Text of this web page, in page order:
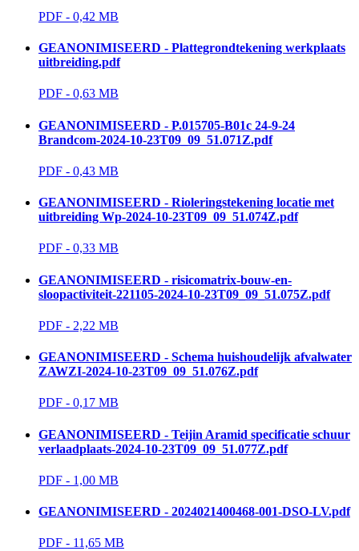
PDF - 0,42 MB
GEANONIMISEERD - Plattegrondtekening werkplaats
uitbreiding.pdf
PDF - 0,63 MB
GEANONIMISEERD - P.015705-B01c 24-9-24
Brandcom-2024-10-23T09_09_51.071Z.pdf
PDF - 0,43 MB
GEANONIMISEERD - Rioleringstekening locatie met
uitbreiding Wp-2024-10-23T09_09_51.074Z.pdf
PDF - 0,33 MB
GEANONIMISEERD - risicomatrix-bouw-en-
sloopactiviteit-221105-2024-10-23T09_09_51.075Z.pdf
PDF - 2,22 MB
GEANONIMISEERD - Schema huishoudelijk afvalwater
ZAWZI-2024-10-23T09_09_51.076Z.pdf
PDF - 0,17 MB
GEANONIMISEERD - Teijin Aramid specificatie schuur
verlaadplaats-2024-10-23T09_09_51.077Z.pdf
PDF - 1,00 MB
GEANONIMISEERD - 2024021400468-001-DSO-LV.pdf
PDF - 11,65 MB